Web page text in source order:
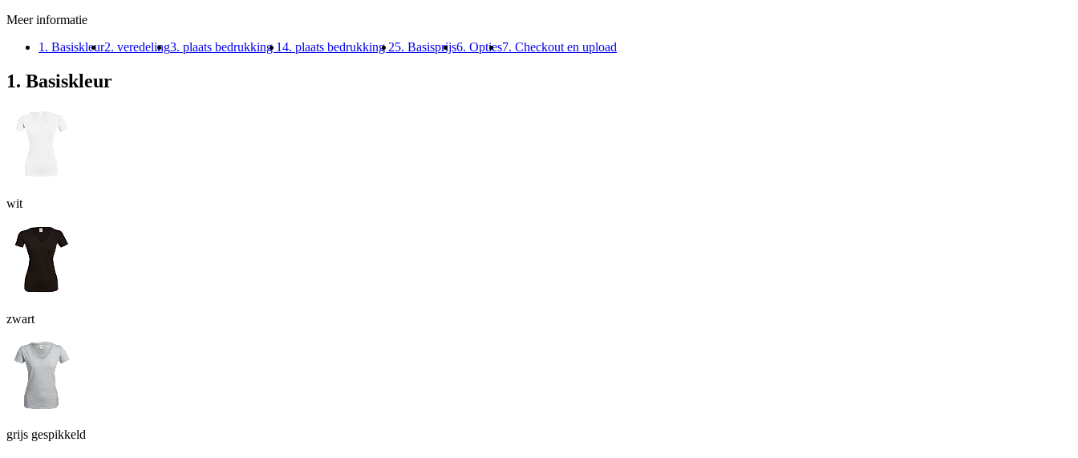
Meer informatie
1. Basiskleur2. veredeling3. plaats bedrukking 14. plaats bedrukking 25. Basisprijs6. Opties7. Checkout en upload
1. Basiskleur
wit
zwart
grijs gespikkeld